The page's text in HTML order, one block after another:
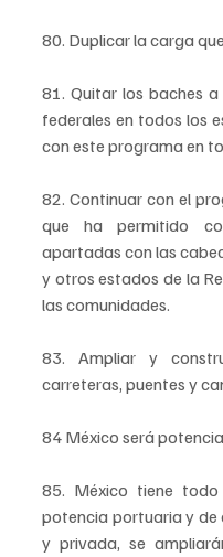
80. Duplicar la carga
81. Quitar los baches
federales en todos los
con este programa en
82. Continuar con el
que ha permitido
apartadas con las
y otros estados de la
las comunidades.
83. Ampliar y
carreteras, puentes y
84 México será
85. México tiene
potencia portuaria y de
y privada, se